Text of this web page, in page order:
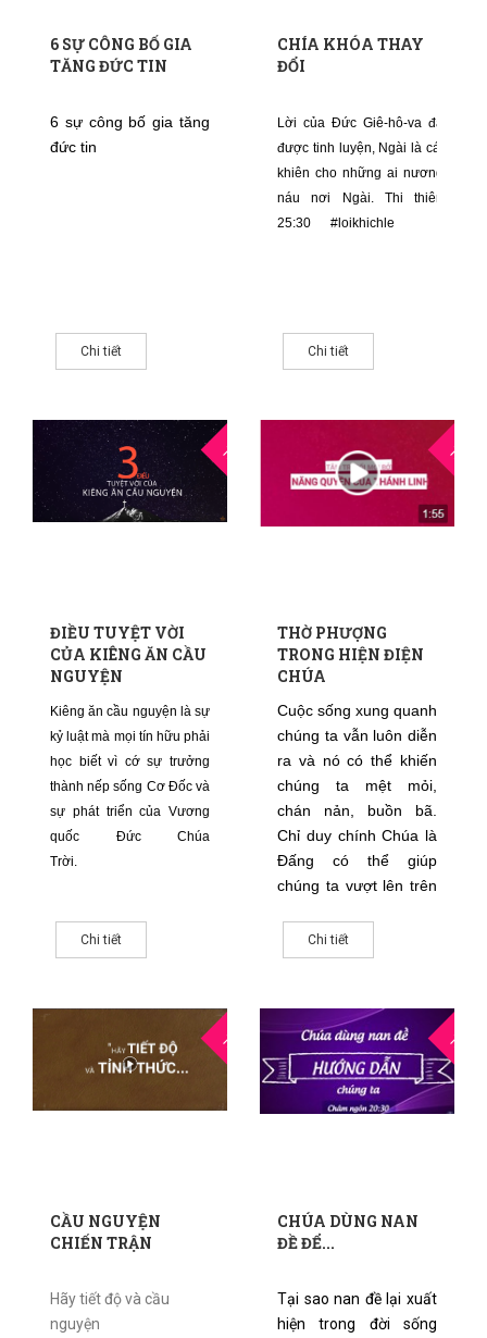
6 SỰ CÔNG BỐ GIA
TĂNG ĐỨC TIN
6 sự công bố gia tăng
đức tin
Chi tiết
CHÍA KHÓA THAY
ĐỔI
Lời của Đức Giê-hô-va đã
được tinh luyện, Ngài là cái
khiên cho những ai nương
náu nơi Ngài. Thi thiên
25:30
#loikhichle
Chi tiết
THG1
ĐIỀU TUYỆT VỜI
CỦA KIÊNG ĂN CẦU
NGUYỆN
Kiêng ăn cầu nguyện là sự
kỷ luật mà mọi tín hữu phải
học biết vì cớ sự trưởng
thành nếp sống Cơ Đốc và
sự phát triển của Vương
quốc Đức Chúa
Trời.
Chi tiết
THG9
THỜ PHƯỢNG
TRONG HIỆN ĐIỆN
CHÚA
Cuộc sống xung quanh
chúng ta vẫn luôn diễn
ra và nó có thể khiến
chúng ta mệt mỏi,
chán nản, buồn bã.
Chỉ duy chính Chúa là
Đấng có thể giúp
chúng ta vượt lên trên
ấy. Nhưng làm cách
nào để Ngài có thể
quyết giúp chúng
ta.
Chi tiết
19
THG9
CẦU NGUYỆN
CHIẾN TRẬN
Hãy tiết độ và cầu
nguyện
THG6
CHÚA DÙNG NAN
ĐỀ ĐỂ...
Tại sao nan đề lại xuất
hiện trong đời sống